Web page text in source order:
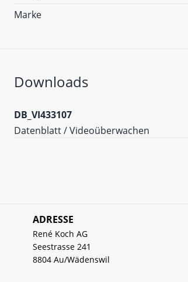
Marke
Downloads
DB_VI433107
Datenblatt / Videoüberwachen
ADRESSE
René Koch AG
Seestrasse 241
8804 Au/Wädenswil